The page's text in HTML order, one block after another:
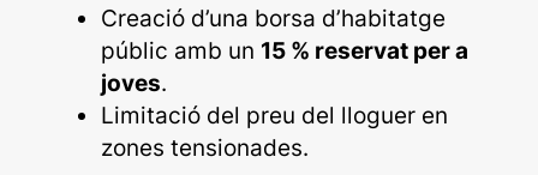
Creació d’una borsa d’habitatge
públic amb un 15 % reservat per a
joves.
Limitació del preu del lloguer en
zones tensionades.